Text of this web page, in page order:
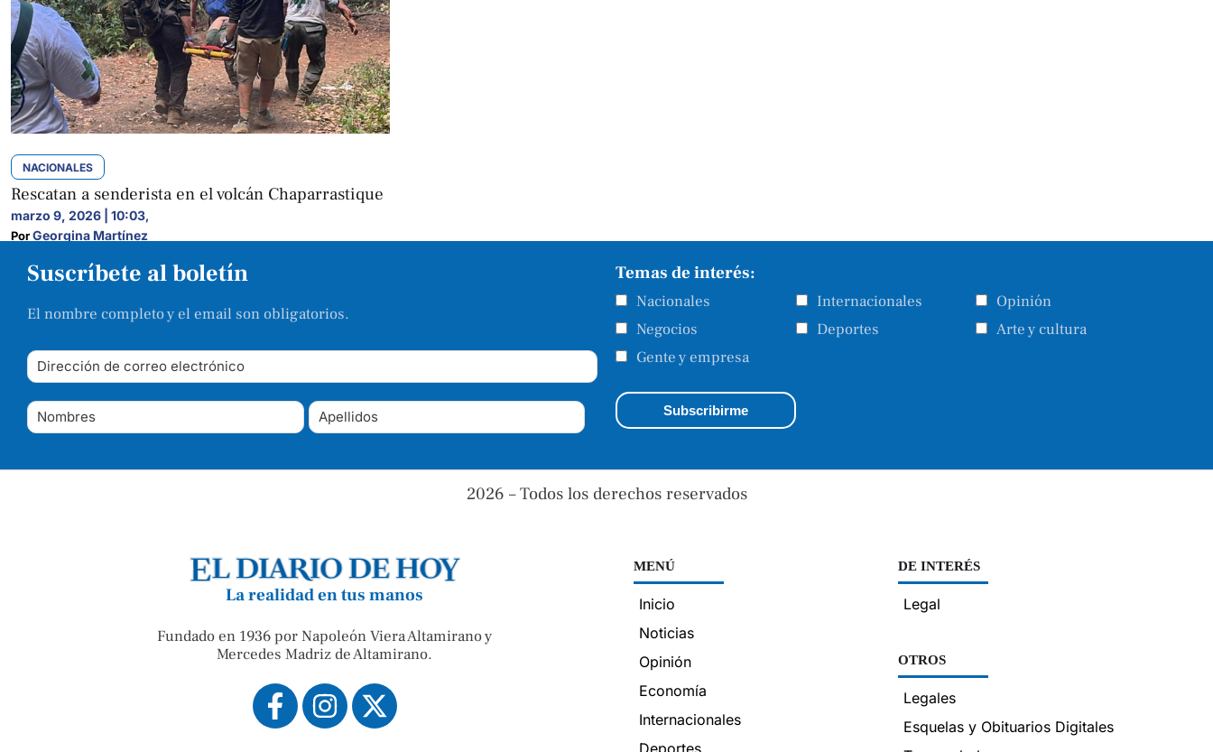
NACIONALES
Rescatan a senderista en el volcán Chaparrastique
marzo 9, 2026 | 10:03,
Por Georgina Martínez
Suscríbete al boletín
El nombre completo y el email son obligatorios.
Temas de interés:
Nacionales Internacionales
Opinión
Negocios
Deportes
Arte y cultura
Gente y empresa
2026 – Todos los derechos reservados
La realidad en tus manos
Fundado en 1936 por Napoleón Viera Altamirano y
Mercedes Madriz de Altamirano.
MENÚ
Inicio
Noticias
Opinión
Economía
Internacionales
DE INTERÉS
Legal
OTROS
Legales
Esquelas y Obituarios Digitales